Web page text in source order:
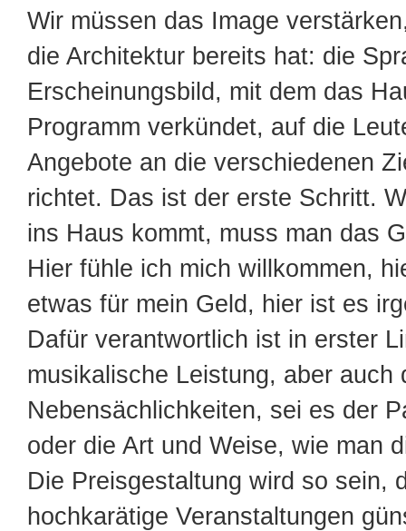
Wir müssen das Image
die Architektur bereits hat: die
Erscheinungsbild, mit dem das
Programm verkündet, auf die
Angebote an die verschiedenen
richtet. Das ist der erste Schritt.
ins Haus kommt, muss man das
Hier fühle ich mich willkommen,
etwas für mein Geld, hier ist es
Dafür verantwortlich ist in erster
musikalische Leistung, aber auch
Nebensächlichkeiten, sei es der
oder die Art und Weise, wie man
Die Preisgestaltung wird so sein,
hochkarätige Veranstaltungen